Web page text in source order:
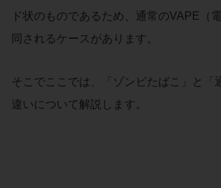
ド状のものであるため、通常のVAPE（
同されるケースがあります。
そこでここでは、「ゾンビたばこ」と「
違いについて解説します。